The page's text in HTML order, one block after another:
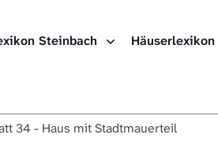
Steinbach
34 - Haus mit Stadtmauerteil
Häuserlexikon